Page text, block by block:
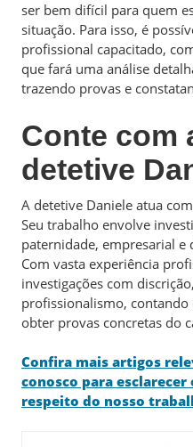
ser bem difícil para quem
situação. Para isso, é
profissional capacitado,
que fará uma análise
trazendo provas e
Conte com
detetive
A detetive Daniele atua
Seu trabalho envolve
paternidade, empresarial e
Com vasta experiência
investigações com
profissionalismo,
obter provas concretas do
Confira mais artigos
conosco para
respeito do nosso